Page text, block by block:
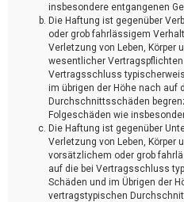
insbesondere entgangenen
Die Haftung ist gegenüber
oder grob fahrlässigem
Verletzung von Leben, Körper
wesentlicher
Vertragsschluss
im übrigen der Höhe nach auf
Durchschnittsschäden
Folgeschäden wie
Die Haftung ist gegenüber
Verletzung von Leben, Körper
vorsätzlichem oder grob
auf die bei Vertragsschluss
Schäden und im Übrigen der
vertragstypischen